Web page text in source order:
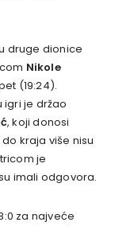
druge dionice
Nikole
(19:24).
igri je držao
, koji donosi
kraja više nisu
je
imali odgovora.
za najveće